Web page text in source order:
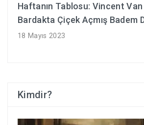
Haftanın Tablosu: Vincent Van
Bardakta Çiçek Açmış Badem
18 Mayıs 2023
Kimdir?